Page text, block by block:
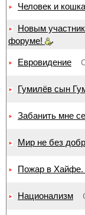
Человек и
Новым
форуме!
Евровидение
Гумилёв сын
Забанить мне
Мир не без
Пожар в Хайфе.
Национализм